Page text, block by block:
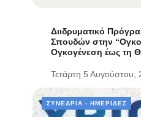
Διιδρυματικό
Σπουδών στην
Ογκογένεση έως τη
Τετάρτη 5 Αυγούστου,
ΣΥΝΈΔΡΙΑ - ΗΜΕΡΊΔΕΣ